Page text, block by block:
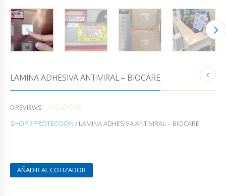
LAMINA ADHESIVA ANTIVIRAL – BIOCARE
0 REVIEWS
O
SHOP / PROTECCIÓN / LAMINA ADHESIVA ANTIVIRAL – BIOCARE
AÑADIR AL COTIZADOR